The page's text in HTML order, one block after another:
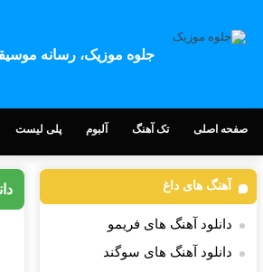
جلوه موزیک، رسانه
صفحه اصلی تک آهنگ آلبوم پلی لیست
آهنگ های داغ
دانلود آهنگ های فریمو
دانلود آهنگ های سوگند